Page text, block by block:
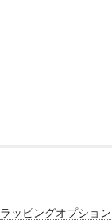
ラッピングオプション